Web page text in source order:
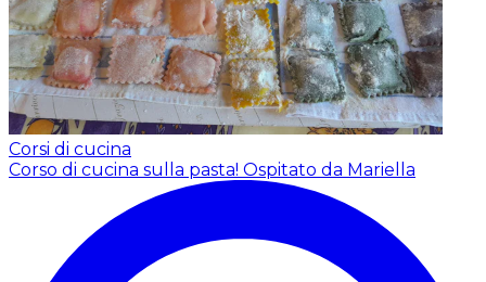
Corsi di cucina
Corso di cucina sulla pasta! Ospitato da Mariella